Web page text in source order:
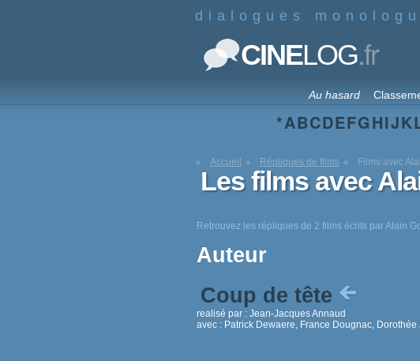
dialogues
CINELOG.fr
Au hasard
*ABCDEFGHIJK
Accueil Répliques de films Films avec
Les films avec
Retrouvez les répliques de 2 films écrits par Alain
Auteur
Coup de tête
realisé par : Jean-Jacques Annaud
avec : Patrick Dewaere, France Dougnac, Dorothée